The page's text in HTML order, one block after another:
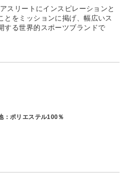
リートにインスピレーションと
とをミッションに掲げ、幅広いス
する世界的スポーツブランドで
：ポリエステル100％